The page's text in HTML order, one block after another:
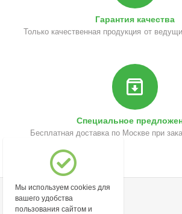
Гарантия качества
Только качественная продукция от
Специальное
Бесплатная доставка по Москве при
Моя учетная запись
Мы используем cookies для
вашего удобства
пользования сайтом и